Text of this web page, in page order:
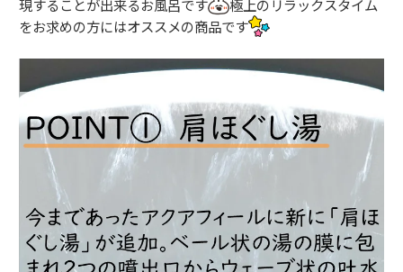
現することが出来るお風呂です
極上のリラックスタイム
をお求めの方にはオススメの商品です